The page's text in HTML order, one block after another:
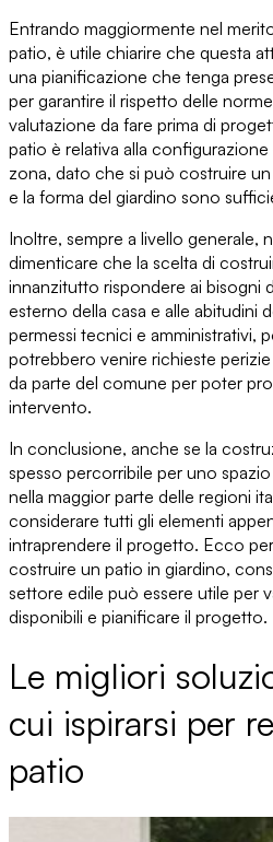
Entrando maggiormente nel
patio, è utile chiarire che questa
una pianificazione che tenga
per garantire il rispetto delle norme
valutazione da fare prima di
patio è relativa alla configurazione
zona, dato che si può costruire
e la forma del giardino sono
Inoltre, sempre a livello generale,
dimenticare che la scelta di
innanzitutto rispondere ai bisogni
esterno della casa e alle abitudini
permessi tecnici e amministrativi,
potrebbero venire richieste
da parte del comune per poter
intervento.
In conclusione, anche se la
spesso percorribile per uno spazio
nella maggior parte delle regioni
considerare tutti gli elementi
intraprendere il progetto. Ecco
costruire un patio in giardino,
settore edile può essere utile per
disponibili e pianificare il progetto.
Le migliori
cui ispirarsi per
patio